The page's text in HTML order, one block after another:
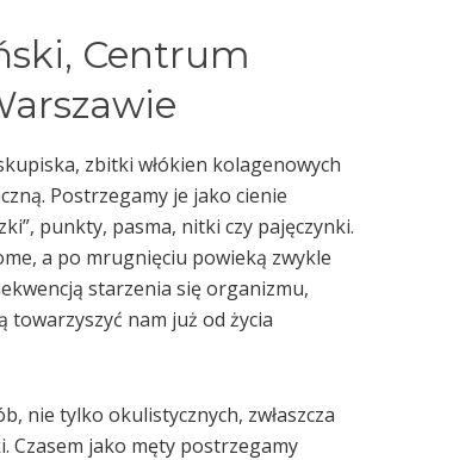
Centrum
zbitki włókien kolagenowych
Postrzegamy je jako cienie
punkty, pasma, nitki czy pajęczynki.
a po mrugnięciu powieką zwykle
starzenia się organizmu,
towarzyszyć nam już od życia
nie tylko okulistycznych, zwłaszcza
Czasem jako męty postrzegamy